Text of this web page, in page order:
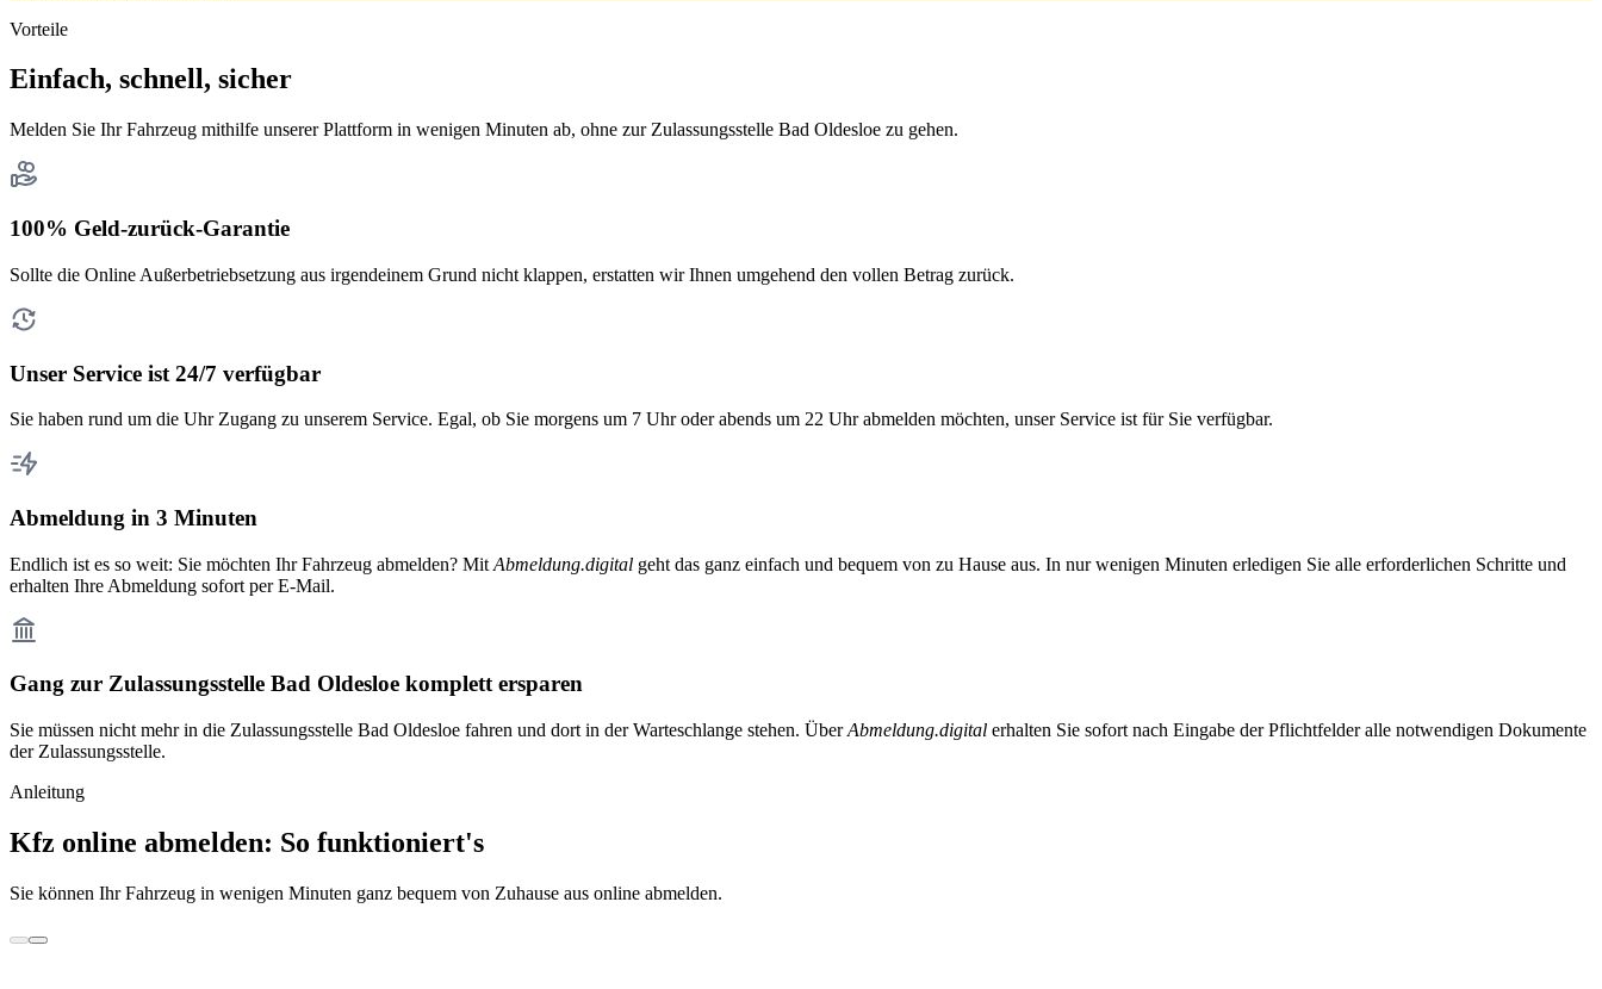
Vorteile
Einfach, schnell, sicher
Melden Sie Ihr Fahrzeug mithilfe unserer Plattform in wenigen Minuten ab, ohne zur Zulassungsstelle Bad Oldesloe zu gehen.
100% Geld-zurück-Garantie
Sollte die Online Außerbetriebsetzung aus irgendeinem Grund nicht klappen, erstatten wir Ihnen umgehend den vollen Betrag zurück.
Unser Service ist 24/7 verfügbar
Sie haben rund um die Uhr Zugang zu unserem Service. Egal, ob Sie morgens um 7 Uhr oder abends um 22 Uhr abmelden möchten, unser Service ist für Sie verfügbar.
Abmeldung in 3 Minuten
Endlich ist es so weit: Sie möchten Ihr Fahrzeug abmelden? Mit Abmeldung.digital geht das ganz einfach und bequem von zu Hause aus. In nur wenigen Minuten erledigen Sie alle erforderlichen Schritte und
erhalten Ihre Abmeldung sofort per E-Mail.
Gang zur Zulassungsstelle Bad Oldesloe komplett ersparen
Sie müssen nicht mehr in die Zulassungsstelle Bad Oldesloe fahren und dort in der Warteschlange stehen. ÜberAbmeldung.digital erhalten Sie sofort nach Eingabe der Pflichtfelder alle notwendigen Dokumente
der Zulassungsstelle.
Anleitung
Kfz online abmelden: So funktioniert's
Sie können Ihr Fahrzeug in wenigen Minuten ganz bequem von Zuhause aus online abmelden.